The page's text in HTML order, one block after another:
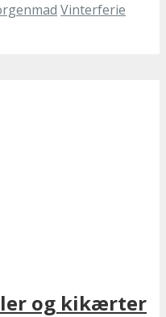
Vinterferie
og kikærter